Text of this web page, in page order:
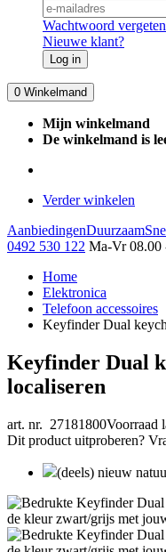
Wachtwoord
Nieuwe klant?
Log in
0 Winkelmand
Mijn winkelmand
De winkelmand is
Verder winkelen
AanbiedingenDuurzaam
0492 530 122 Ma-Vr 08.00
Home
Elektronica
Telefoon accessoires
Keyfinder Dual
Keyfinder Dual
localiseren
art. nr. 27181800Voorraad
Dit product uitproberen?
(deels) nieuw